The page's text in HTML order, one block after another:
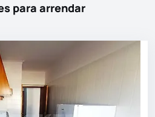
para arrendar